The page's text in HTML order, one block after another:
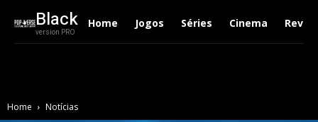
Black
version PRO
Home Jogos Séries Cinema
Home Notícias